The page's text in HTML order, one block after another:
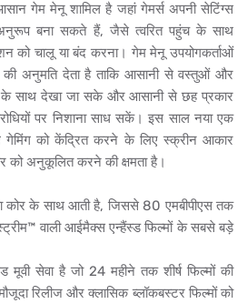
गेम मेनू शामिल है जहां गेमर्स अपनी सेटिंग्स
बना सकते हैं, जैसे त्वरित पहुंच के साथ
को चालू या बंद करना। गेम मेनू उपयोगकर्ताओं
की अनुमति देता है ताकि आसानी से वस्तुओं और
साथ देखा जा सके और आसानी से छह प्रकार
पर निशाना साध सकें। इस साल नया एक
गेमिंग को केंद्रित करने के लिए स्क्रीन आकार
को अनुकूलित करने की क्षमता है।
कोर के साथ आती है, जिससे 80 एमबीपीएस तक
वाली आईमैक्स एन्हैंस्ड फिल्मों के सबसे बड़े
मूवी सेवा है जो 24 महीने तक शीर्ष फिल्मों की
रिलीज और क्लासिक ब्लॉकबस्टर फिल्मों को